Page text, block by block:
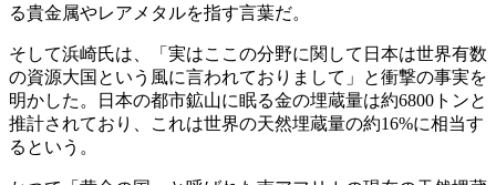
る貴金属やレアメタルを指す言葉だ。
そして浜崎氏は、「実はここの分野に関して日本は世界有数
の資源大国という風に言われておりまして」と衝撃の事実を
明かした。日本の都市鉱山に眠る金の埋蔵量は約6800トンと
推計されており、これは世界の天然埋蔵量の約16%に相当す
るという。